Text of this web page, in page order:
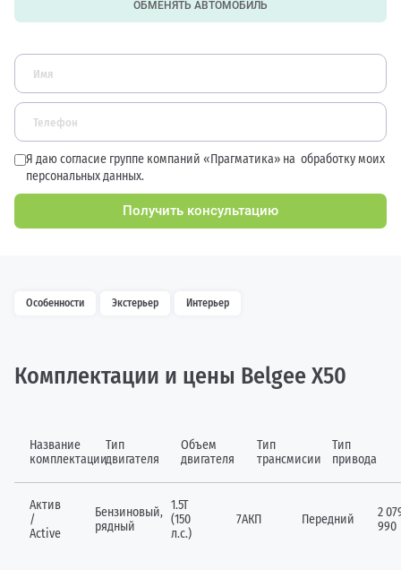
ОБМЕНЯТЬ АВТОМОБИЛЬ
Я даю согласие группе компаний «Прагматика» на обработку моих
персональных данных.
Получить консультацию
Особенности Экстерьер Интерьер
Комплектации и цены Belgee X50
Название
комплектации
Тип
двигателя
Объем
двигателя
Тип
трансмисии
Тип
привода
Актив
/
Active
Бензиновый,
рядный
1.5T
(150
л.с.)
7АКП Передний
2
990